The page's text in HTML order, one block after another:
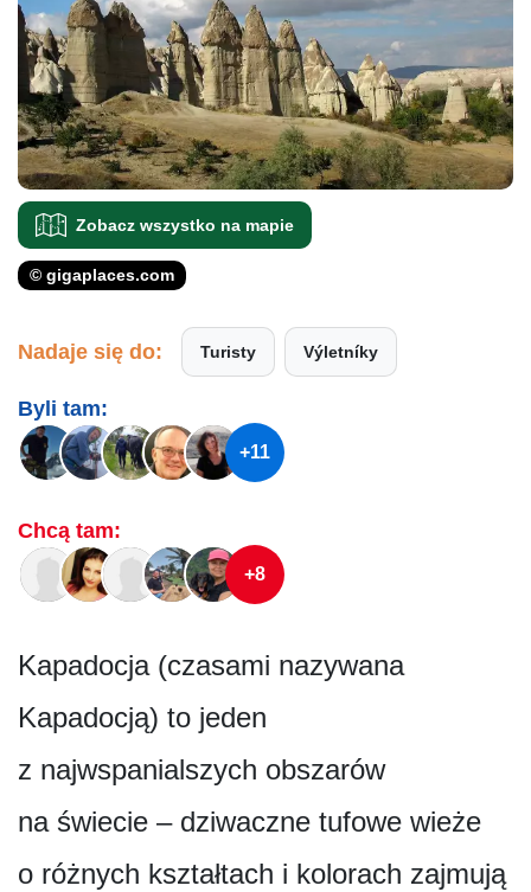
Zobacz wszystko na mapie
© gigaplaces.com
Nadaje się do: Turisty Výletníky
Byli tam:
+11
Chcą tam:
+8
Kapadocja (czasami nazywana
Kapadocją) to jeden
z najwspanialszych obszarów
na świecie – dziwaczne tufowe wieże
o różnych kształtach i kolorach zajmują